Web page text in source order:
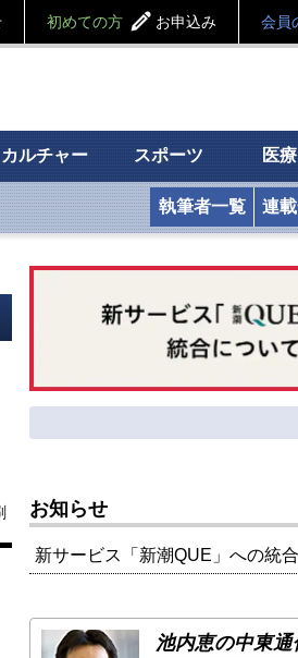
初めての方 お申込み 会員
カルチャー スポーツ 医
執筆者一覧 連
お知らせ
新サービス「新潮QUE」への統
池内恵の中東通